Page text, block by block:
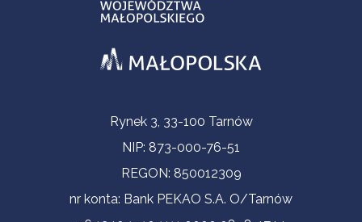
Informacje kontaktoweRynek 3, 33-100 Tarnów
NIP: 873-000-76-51
REGON: 850012309
nr konta: Bank PEKAO S.A. O/Tarnów